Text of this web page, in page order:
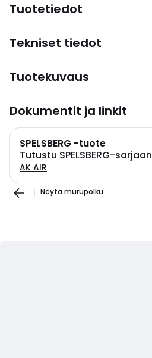
Tuotetiedot
Tekniset tiedot
Tuotekuvaus
Dokumentit ja linkit
SPELSBERG -tuote
Tutustu SPELSBERG-sarjaan
AK AIR
Näytä murupolku